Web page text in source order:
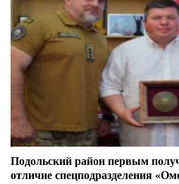
Подольский район первым
отличие спецподразделения